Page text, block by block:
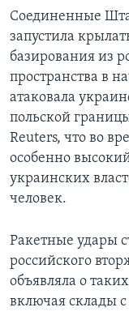
Соединенные
запустила
базирования из
пространства в
атаковала
польской
Reuters, что во
особенно
украинских
человек.
Ракетные удары
российского
объявляла о
включая склады